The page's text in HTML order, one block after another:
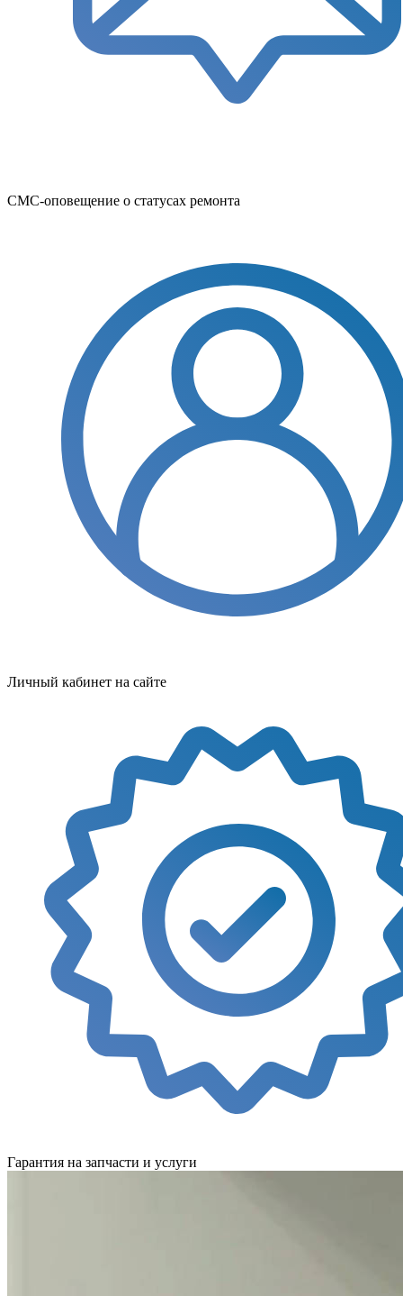
СМС-оповещение о статусах ремонта
Личный кабинет на сайте
Гарантия на запчасти и услуги